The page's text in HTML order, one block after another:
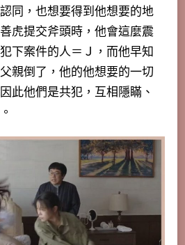
同，也想要得到他想要的地
虎提交斧頭時，他會這麼震
下案件的人＝Ｊ，而他早知
親倒了，他的他想要的一切
此他們是共犯，互相隱瞞、